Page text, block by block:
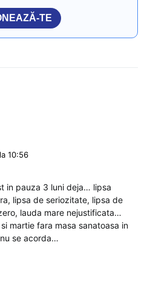
TE
10:56
in pauza 3 luni deja… lipsa
lipsa de seriozitate, lipsa de
lauda mare nejustificata…
martie fara masa sanatoasa in
se acorda…